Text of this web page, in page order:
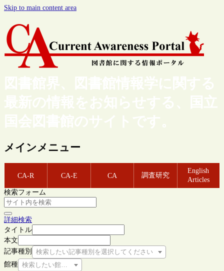
Skip to main content area
図書館界、図書館情報学に関する
最新の情報をお知らせする、国立
国会図書館のサイトです。
メインメニュー
CA-R CA-E CA 調査研究
English
Articles
検索フォーム
詳細検索
タイトル
本文
記事種別
検索したい記事種別を選択してください
館種 検索したい館種を選択してください